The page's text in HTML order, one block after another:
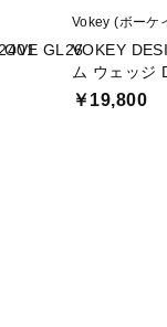
GL26
Vokey (ボーケ
VOKEY
ム ウェッジ
￥19,800